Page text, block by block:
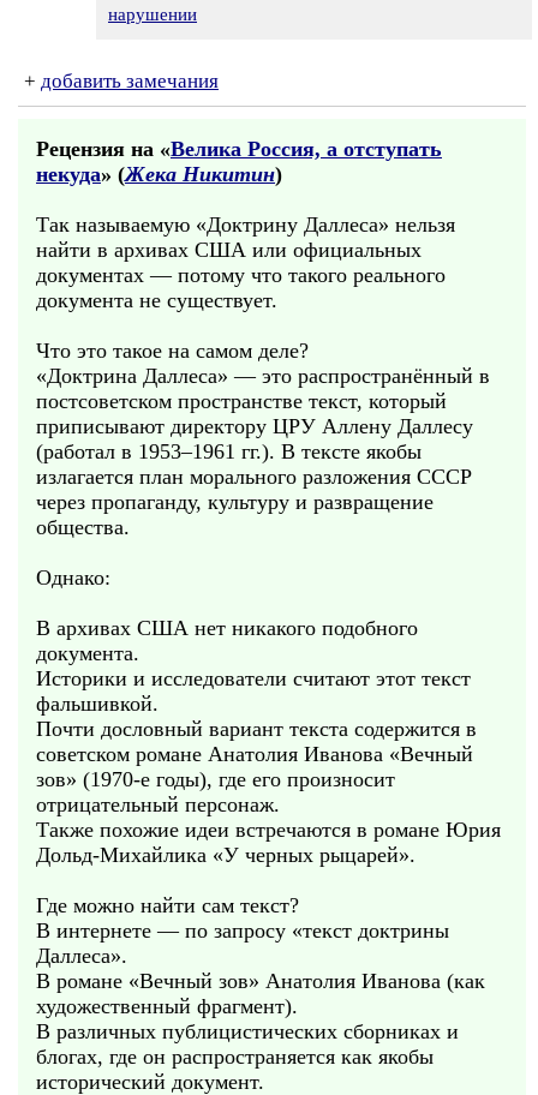
нарушении
+ добавить замечания
Рецензия на «Велика Россия, а отступать
некуда» (Жека Никитин)
Так называемую «Доктрину Даллеса» нельзя
найти в архивах США или официальных
документах — потому что такого реального
документа не существует.
Что это такое на самом деле?
«Доктрина Даллеса» — это распространённый в
постсоветском пространстве текст, который
приписывают директору ЦРУ Аллену Даллесу
(работал в 1953–1961 гг.). В тексте якобы
излагается план морального разложения СССР
через пропаганду, культуру и развращение
общества.
Однако:
В архивах США нет никакого подобного
документа.
Историки и исследователи считают этот текст
фальшивкой.
Почти дословный вариант текста содержится в
советском романе Анатолия Иванова «Вечный
зов» (1970‑е годы), где его произносит
отрицательный персонаж.
Также похожие идеи встречаются в романе Юрия
Дольд-Михайлика «У черных рыцарей».
Где можно найти сам текст?
В интернете — по запросу «текст доктрины
Даллеса».
В романе «Вечный зов» Анатолия Иванова (как
художественный фрагмент).
В различных публицистических сборниках и
блогах, где он распространяется как якобы
исторический документ.